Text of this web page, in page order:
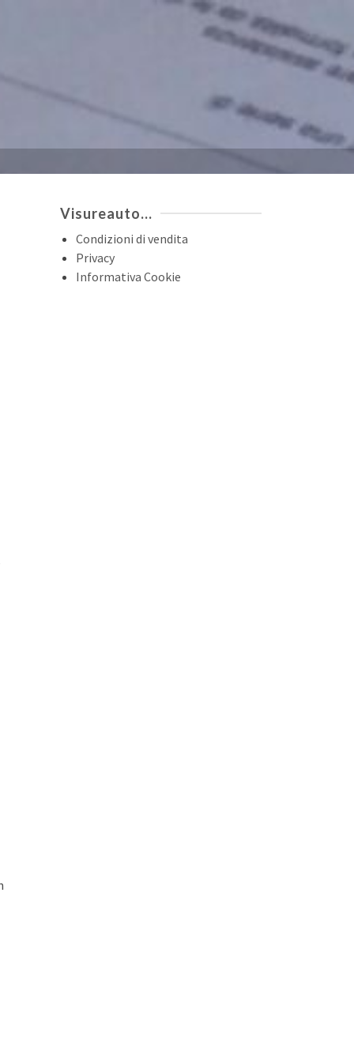
Visureauto…
Condizioni di vendita
Privacy
Informativa Cookie